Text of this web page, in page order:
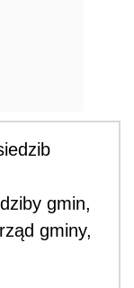
gmin,
gminy,